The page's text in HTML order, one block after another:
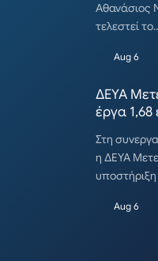
Αθανάσιος
τελεστεί
Aug 6
ΔΕΥΑ
έργα 1,68
Στη
η ΔΕΥΑ
υποστήριξη
Aug 6